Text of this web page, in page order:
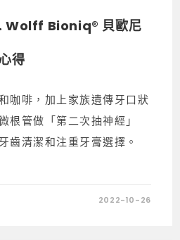
Wolff Bioniq® 貝歐尼
得
咖啡，加上家族遺傳牙口狀
根管做「第二次抽神經」
齒清潔和注重牙膏選擇。
2022-10-26